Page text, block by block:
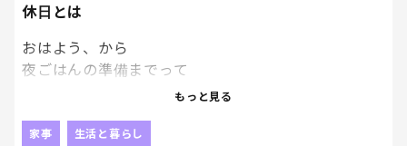
長男、センスある。
来年は末子も何かできるかな～♪
休日とは
おはよう、から
夜ごはんの準備までって
だいたい8-9時間あるはずだけど
さっきおはようしたよね？
もっと見る
家事 生活と暮らし